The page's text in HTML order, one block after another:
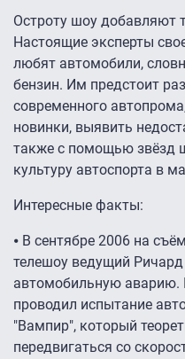
Остроту шоу добавляют
Настоящие эксперты
любят автомобили,
бензин. Им предстоит
современного
новинки, выявить
также с помощью звёзд
культуру автоспорта в
Интересные факты:
⦁ В сентябре 2006 на
телешоу ведущий
автомобильную
проводил испытание
"Вампир", который
передвигаться со